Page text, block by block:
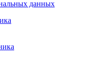
данных